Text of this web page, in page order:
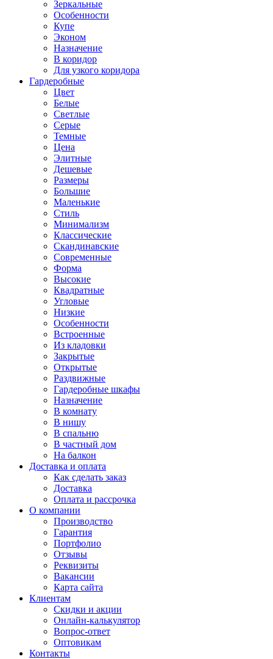
Зеркальные
Особенности
Купе
Эконом
Назначение
В коридор
Для узкого коридора
Гардеробные
Цвет
Белые
Светлые
Серые
Темные
Цена
Элитные
Дешевые
Размеры
Большие
Маленькие
Стиль
Минимализм
Классические
Скандинавские
Современные
Форма
Высокие
Квадратные
Угловые
Низкие
Особенности
Встроенные
Из кладовки
Закрытые
Открытые
Раздвижные
Гардеробные шкафы
Назначение
В комнату
В нишу
В спальню
В частный дом
На балкон
Доставка и оплата
Как сделать заказ
Доставка
Оплата и рассрочка
О компании
Производство
Гарантия
Портфолио
Отзывы
Реквизиты
Вакансии
Карта сайта
Клиентам
Скидки и акции
Онлайн-калькулятор
Вопрос-ответ
Оптовикам
Контакты